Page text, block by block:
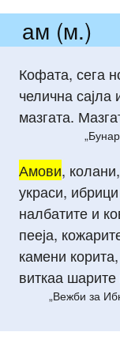
ам (м.)
Кофата, сега
челична сајла
мазгата.
Амови,
украси,
налбатите и
пееја,
камени
виткаа
„Вежби за